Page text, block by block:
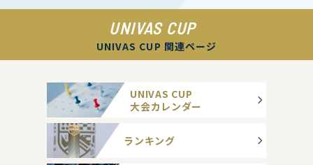
UNIVAS CUP
UNIVAS CUP 関連ページ
UNIVAS CUP
大会カレンダー
ランキング